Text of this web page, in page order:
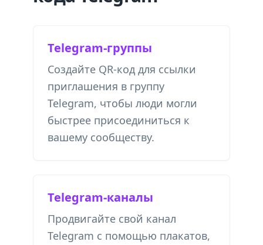
Telegram-группы
Создайте QR-код для ссылки
приглашения в группу
Telegram, чтобы люди могли
быстрее присоединиться к
вашему сообществу.
Telegram-каналы
Продвигайте свой канал
Telegram с помощью плакатов,